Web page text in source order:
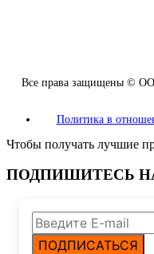
Все права защищены ©
Политика в
Чтобы получать лучшие
ПОДПИШИТЕСЬ
ПОДПИСАТЬСЯ